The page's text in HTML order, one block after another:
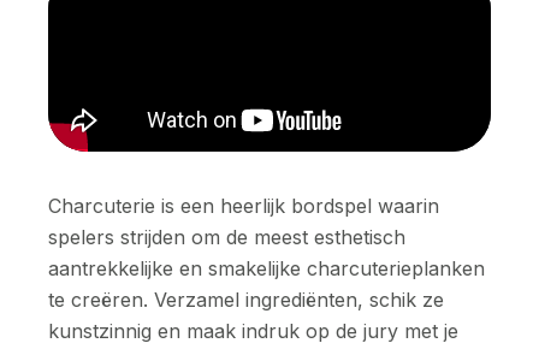
Charcuterie is een heerlijk bordspel waarin
spelers strijden om de meest esthetisch
aantrekkelijke en smakelijke charcuterieplanken
te creëren. Verzamel ingrediënten, schik ze
kunstzinnig en maak indruk op de jury met je